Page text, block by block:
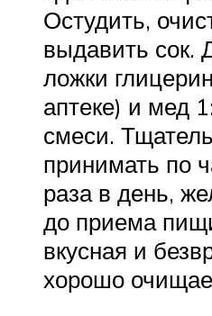
Остудить,
выдавить сок.
ложки
аптеке) и мед
смеси.
принимать по
раза в день,
до приема
вкусная и
хорошо